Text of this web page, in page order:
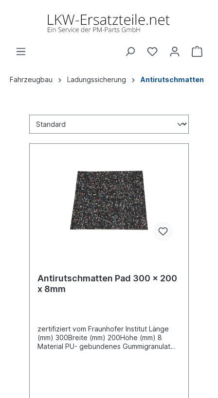
Fahrzeugbau Ladungssicherung Antirutschmatten
Antirutschmatten Pad 300 x 200
x 8mm
zertifiziert vom Fraunhofer Institut Länge
(mm) 300Breite (mm) 200Höhe (mm) 8
Material PU- gebundenes Gummigranulat